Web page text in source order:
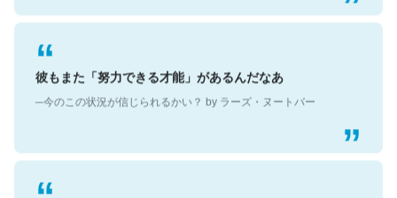
彼もまた「努力できる才能」があるんだなあ
─今のこの状況が信じられるかい？ by ラーズ・ヌートバー